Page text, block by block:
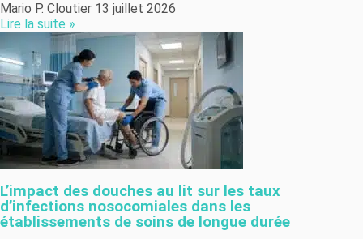
Mario P. Cloutier 13 juillet 2026
Lire la suite »
L’impact des douches au lit sur les taux
d’infections nosocomiales dans les
établissements de soins de longue durée